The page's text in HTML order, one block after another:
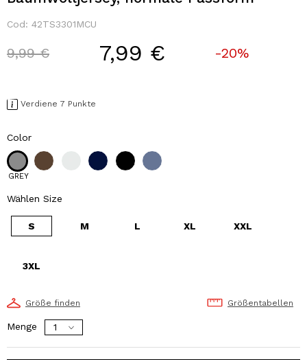
Cod: 42TS3301MCU
Price reduced from
9,99 €to 7,99 € -20%
Verdiene 7 Punkte
Color
GREY
Wählen Size
S M L XL XXL
3XL
Größe finden Größentabellen
Menge